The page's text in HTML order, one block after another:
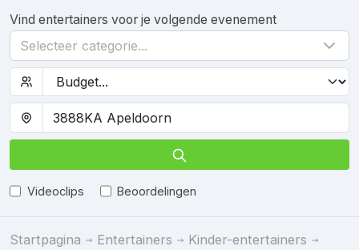
Vind entertainers voor je volgende evenement
Selecteer categorie...
Videoclips Beoordelingen
Startpagina Entertainers
Kinder-entertainers